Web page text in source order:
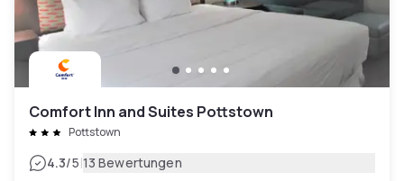
Comfort Inn and Suites Pottstown
Pottstown
4.3/5|13 Bewertungen